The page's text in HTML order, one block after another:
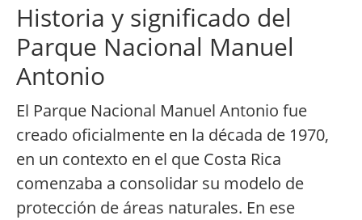
Historia y significado del
Parque Nacional Manuel
Antonio
El Parque Nacional Manuel Antonio fue
creado oficialmente en la década de 1970,
en un contexto en el que Costa Rica
comenzaba a consolidar su modelo de
protección de áreas naturales. En ese